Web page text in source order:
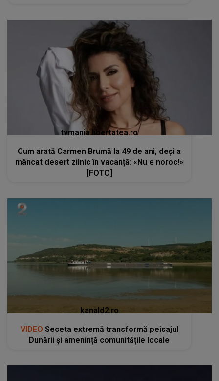
tvmania.libertatea.ro
Cum arată Carmen Brumă la 49 de ani, deși a
mâncat desert zilnic în vacanță: «Nu e noroc!»
[FOTO]
kanald2.ro
VIDEO Seceta extremă transformă peisajul
Dunării și amenință comunitățile locale